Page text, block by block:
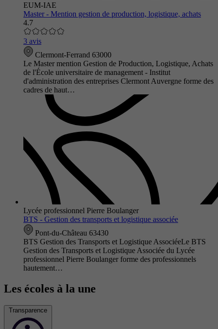
EUM-IAE
Master - Mention gestion de production, logistique, achats
4.7
3 avis
Clermont-Ferrand 63000
Le Master mention Gestion de Production, Logistique, Achats
de l'École universitaire de management - Institut
d'administration des entreprises Clermont Auvergne forme des
cadres de haut…
Lycée professionnel Pierre Boulanger
BTS - Gestion des transports et logistique associée
Pont-du-Château 63430
BTS Gestion des Transports et Logistique AssociéeLe BTS
Gestion des Transports et Logistique Associée du Lycée
professionnel Pierre Boulanger forme des professionnels
hautement…
Les écoles à la une
Transparence